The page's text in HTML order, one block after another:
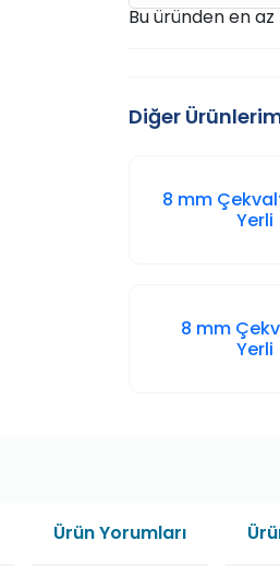
Bu üründen en
Diğer
8 mm
Yerli
8 mm
Yerli
Ürün Yorumları